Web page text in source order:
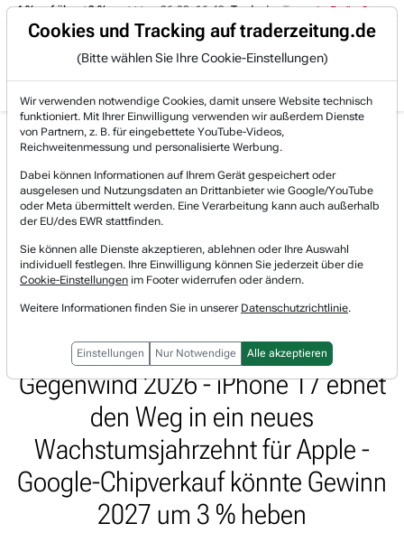
Trading-Room
% auf über +3 %. 06.08. 16:49 Trade des Tages 06.08.
Gratis Account Login
Jetzt registrieren und gratis Artikel lesen.
Bereits bei TraderFox registriert? Jetzt anmelden!
Home Marktberichte
Morning Briefing
Verhandlungen über neues Ausbildungsabkommen zwis...
Verhandlungen über neues
Ausbildungsabkommen zwischen
USA und Taiwan - Deere senkt
Gewinnziel und warnt vor weiterem
Gegenwind 2026 - iPhone 17 ebnet
den Weg in ein neues
Wachstumsjahrzehnt für Apple -
Google-Chipverkauf könnte Gewinn
2027 um 3 % heben
Cookies und Tracking auf traderzeitung.de
(Bitte wählen Sie Ihre Cookie-Einstellungen)
Wir verwenden notwendige Cookies, damit unsere Website technisch
funktioniert. Mit Ihrer Einwilligung verwenden wir außerdem Dienste
von Partnern, z. B. für eingebettete YouTube-Videos,
Reichweitenmessung und personalisierte Werbung.
Dabei können Informationen auf Ihrem Gerät gespeichert oder
ausgelesen und Nutzungsdaten an Drittanbieter wie Google/YouTube
oder Meta übermittelt werden. Eine Verarbeitung kann auch außerhalb
der EU/des EWR stattfinden.
Sie können alle Dienste akzeptieren, ablehnen oder Ihre Auswahl
individuell festlegen. Ihre Einwilligung können Sie jederzeit über die
Cookie-Einstellungen im Footer widerrufen oder ändern.
Weitere Informationen finden Sie in unserer Datenschutzrichtlinie.
Einstellungen Nur Notwendige Alle akzeptieren